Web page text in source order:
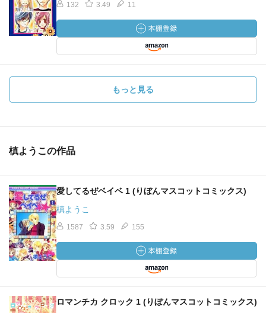
132 3.49 11
もっと見る
槙ようこの作品
愛してるぜベイベ 1 (りぼんマスコットコミックス)
槙ようこ
1587 3.59 155
ロマンチカ クロック 1 (りぼんマスコットコミックス)